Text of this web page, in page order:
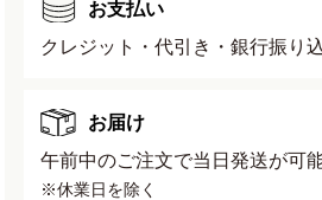
の
数
減
ら
す
の
数
増
や
す
お支払い
クレジット・代引き・銀行振り
お届け
午前中のご注文で当日発送が可能
※休業日を除く